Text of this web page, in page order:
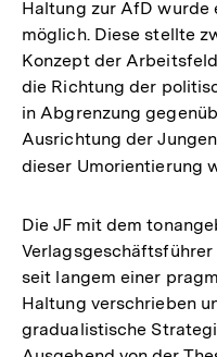
Haltung zur AfD wurde
möglich. Diese stellte
Konzept der
die Richtung der
in Abgrenzung
Ausrichtung der
dieser Umorientierung
Die JF mit dem
seit langem einer
Haltung verschrieben
gradualistische